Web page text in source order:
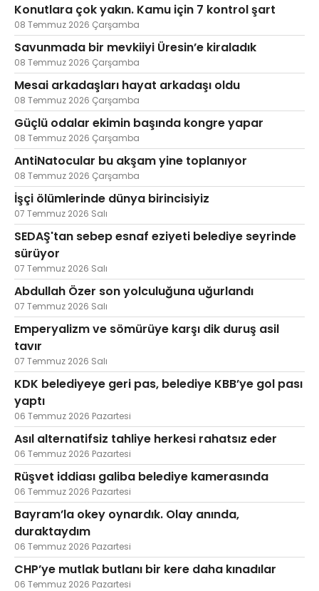
Konutlara çok yakın. Kamu için 7 kontrol şart
08 Temmuz 2026 Çarşamba
Savunmada bir mevkiiyi Üresin’e kiraladık
08 Temmuz 2026 Çarşamba
Mesai arkadaşları hayat arkadaşı oldu
08 Temmuz 2026 Çarşamba
Güçlü odalar ekimin başında kongre yapar
08 Temmuz 2026 Çarşamba
AntiNatocular bu akşam yine toplanıyor
08 Temmuz 2026 Çarşamba
İşçi ölümlerinde dünya birincisiyiz
07 Temmuz 2026 Salı
SEDAŞ'tan sebep esnaf eziyeti belediye seyrinde
sürüyor
07 Temmuz 2026 Salı
Abdullah Özer son yolculuğuna uğurlandı
07 Temmuz 2026 Salı
Emperyalizm ve sömürüye karşı dik duruş asil
tavır
07 Temmuz 2026 Salı
KDK belediyeye geri pas, belediye KBB’ye gol pası
yaptı
06 Temmuz 2026 Pazartesi
Asıl alternatifsiz tahliye herkesi rahatsız eder
06 Temmuz 2026 Pazartesi
Rüşvet iddiası galiba belediye kamerasında
06 Temmuz 2026 Pazartesi
Bayram’la okey oynardık. Olay anında,
duraktaydım
06 Temmuz 2026 Pazartesi
CHP’ye mutlak butlanı bir kere daha kınadılar
06 Temmuz 2026 Pazartesi